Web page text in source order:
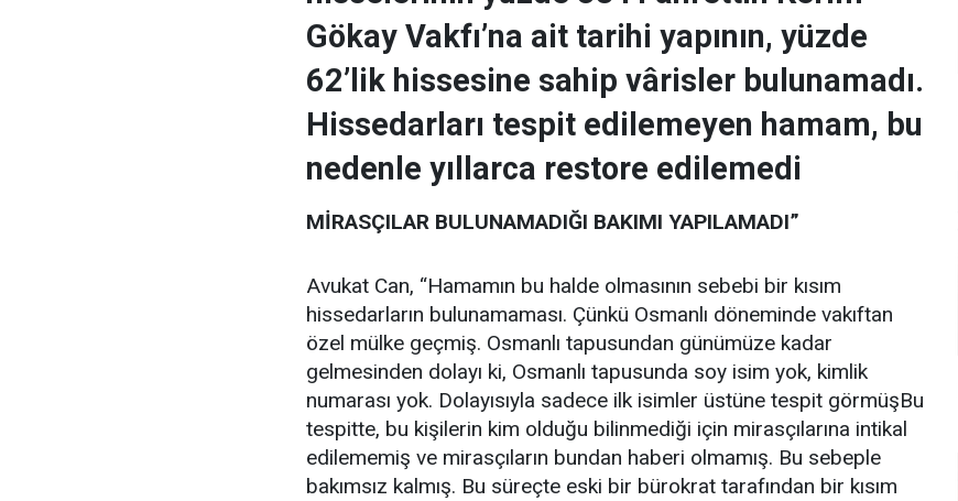
Gökay Vakfı’na ait tarihi yapının, yüzde
62’lik hissesine sahip vârisler bulunamadı.
Hissedarları tespit edilemeyen hamam, bu
nedenle yıllarca restore edilemedi
MİRASÇILAR BULUNAMADIĞI BAKIMI YAPILAMADI”
Avukat Can, “Hamamın bu halde olmasının sebebi bir kısım
hissedarların bulunamaması. Çünkü Osmanlı döneminde vakıftan
özel mülke geçmiş. Osmanlı tapusundan günümüze kadar
gelmesinden dolayı ki, Osmanlı tapusunda soy isim yok, kimlik
numarası yok. Dolayısıyla sadece ilk isimler üstüne tespit görmüşBu
tespitte, bu kişilerin kim olduğu bilinmediği için mirasçılarına intikal
edilememiş ve mirasçıların bundan haberi olmamış. Bu sebeple
bakımsız kalmış. Bu süreçte eski bir bürokrat tarafından bir kısım